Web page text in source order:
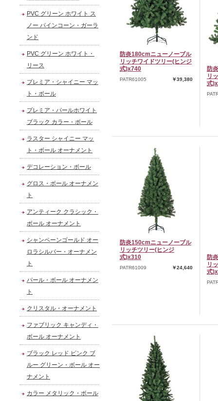
PVC グリーン ホワイト ス
ノー パインコーン・ガーラ
ンド
PVC グリーン ホワイト・
リース
プレミア・シャイニー マッ
ト・ボール
プレミア・パールホワイト
ブラック カラー・ボール
ラスター シャイニー マッ
ト・ボール オーナメント
デコレーション・ボール
グロス・ボール オーナメン
ト
アンティーク クラシック・
ボール オーナメント
シャンペーンゴールド オー
ロラシルバー・オーナメン
ト
パール・ボール オーナメン
ト
クリスタル・オーナメント
ファブリック キャンディ・
ボール オーナメント
ブラック レッド ピンク ブ
ルー グリーン・ボール オー
ナメント
カラー メタリック・ボール
防炎180cmニューノーブル
リッチワイドツリー(ヒンジ
式)x740
PATR61005 ￥39,380
防
リ
式
防炎150cmニューノーブル
リッチツリー(ヒンジ
式)x310
PATR61009 ￥24,640
防
リ
式